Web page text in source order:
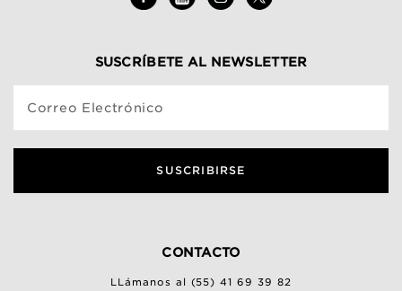
SUSCRÍBETE AL NEWSLETTER
Correo Electrónico
SUSCRIBIRSE
CONTACTO
LLámanos al (55) 41 69 39 82